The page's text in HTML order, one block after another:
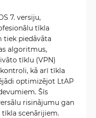
7. versiju,
tīkla
tiek piedāvāta
algoritmus,
tīklu (VPN)
kā arī tīkla
optimizējot LtAP
Šīs
risinājumu gan
scenārijiem.